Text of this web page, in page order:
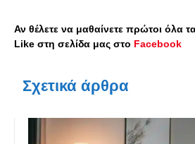
Αν θέλετε να μαθαίνετε πρώτοι όλα
Like στη σελίδα μας στο Facebook
Σχετικά άρθρα